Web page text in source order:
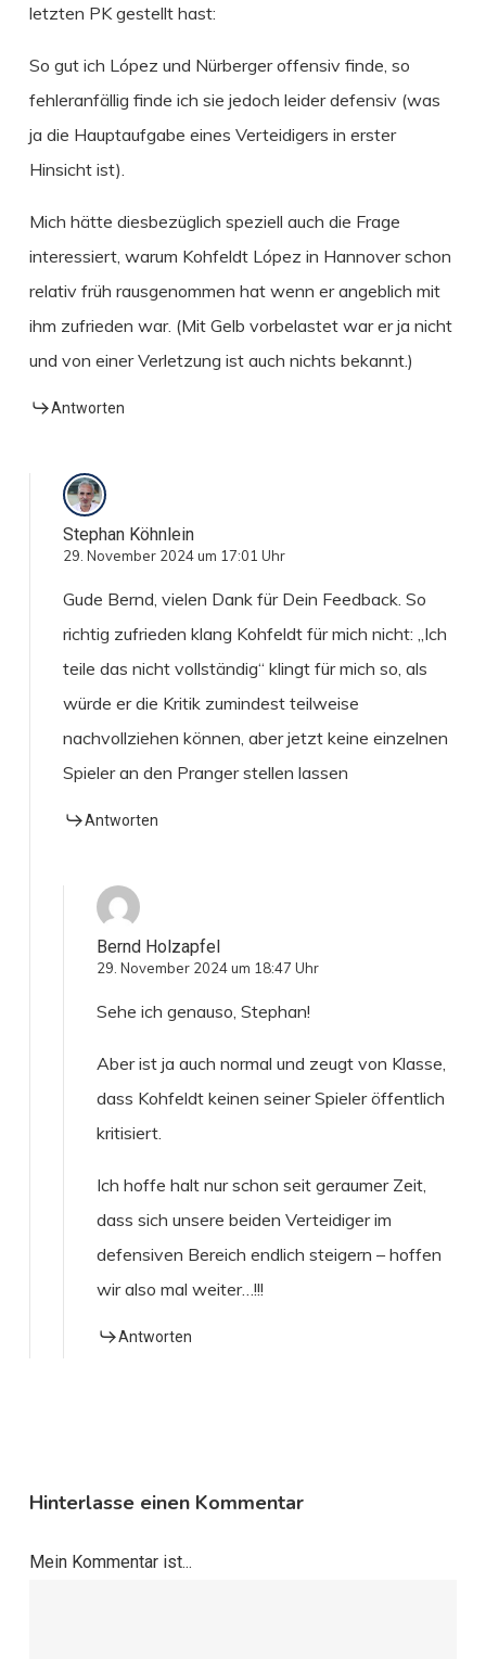
letzten PK gestellt hast:
So gut ich López und Nürberger offensiv finde, so
fehleranfällig finde ich sie jedoch leider defensiv (was
ja die Hauptaufgabe eines Verteidigers in erster
Hinsicht ist).
Mich hätte diesbezüglich speziell auch die Frage
interessiert, warum Kohfeldt López in Hannover schon
relativ früh rausgenommen hat wenn er angeblich mit
ihm zufrieden war. (Mit Gelb vorbelastet war er ja nicht
und von einer Verletzung ist auch nichts bekannt.)
Antworten
Stephan Köhnlein
29. November 2024 um 17:01 Uhr
Gude Bernd, vielen Dank für Dein Feedback. So
richtig zufrieden klang Kohfeldt für mich nicht: „Ich
teile das nicht vollständig“ klingt für mich so, als
würde er die Kritik zumindest teilweise
nachvollziehen können, aber jetzt keine einzelnen
Spieler an den Pranger stellen lassen
Antworten
Bernd Holzapfel
29. November 2024 um 18:47 Uhr
Sehe ich genauso, Stephan!
Aber ist ja auch normal und zeugt von Klasse,
dass Kohfeldt keinen seiner Spieler öffentlich
kritisiert.
Ich hoffe halt nur schon seit geraumer Zeit,
dass sich unsere beiden Verteidiger im
defensiven Bereich endlich steigern – hoffen
wir also mal weiter…!!!
Antworten
Hinterlasse einen Kommentar
Mein Kommentar ist...